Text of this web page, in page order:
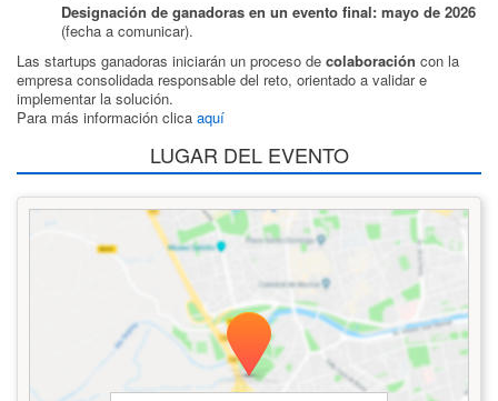
Designación de ganadoras en un evento final: mayo de 2026
(fecha a comunicar).
Las startups ganadoras iniciarán un proceso de colaboración con la
empresa consolidada responsable del reto, orientado a validar e
implementar la solución.
Para más información clica aquí
LUGAR DEL EVENTO